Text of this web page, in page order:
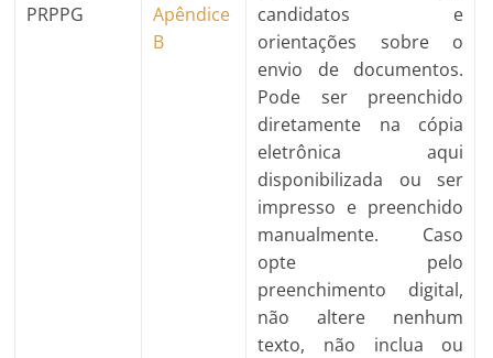
PRPPG
Apêndice
B
candidatos e
orientações sobre o
envio de documentos.
Pode ser preenchido
diretamente na cópia
eletrônica aqui
disponibilizada ou ser
impresso e preenchido
manualmente. Caso
opte pelo
preenchimento digital,
não altere nenhum
texto, não inclua ou